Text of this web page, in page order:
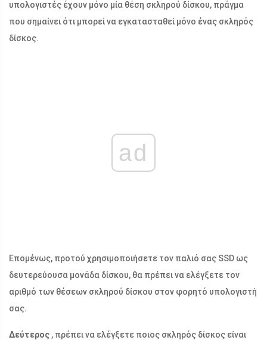
υπολογιστές έχουν μόνο μία θέση σκληρού δίσκου, πράγμα
που σημαίνει ότι μπορεί να εγκατασταθεί μόνο ένας σκληρός
δίσκος.
ad
Επομένως, προτού χρησιμοποιήσετε τον παλιό σας SSD ως
δευτερεύουσα μονάδα δίσκου, θα πρέπει να ελέγξετε τον
αριθμό των θέσεων σκληρού δίσκου στον φορητό υπολογιστή
σας.
Δεύτερος , πρέπει να ελέγξετε ποιος σκληρός δίσκος είναι